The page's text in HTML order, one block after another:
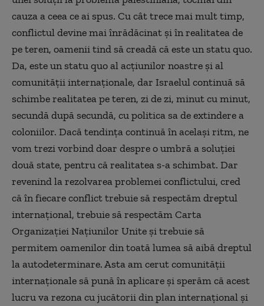
cauza a ceea ce ai spus. Cu cât trece mai mult timp,
conflictul devine mai înrădăcinat și în realitatea de
pe teren, oamenii tind să creadă că este un statu quo.
Da, este un statu quo al acţiunilor noastre şi al
comunităţii internaţionale, dar Israelul continuă să
schimbe realitatea pe teren, zi de zi, minut cu minut,
secundă după secundă, cu politica sa de extindere a
coloniilor. Dacă tendinţa continuă în acelaşi ritm, ne
vom trezi vorbind doar despre o umbră a soluţiei
două state, pentru că realitatea s-a schimbat. Dar
revenind la rezolvarea problemei conflictului, cred
că în fiecare conflict trebuie să respectăm dreptul
internaţional, trebuie să respectăm Carta
Organizaţiei Naţiunilor Unite şi trebuie să
permitem oamenilor din toată lumea să aibă dreptul
la autodeterminare. Asta am cerut comunității
internaționale să pună în aplicare și sperăm că acest
lucru va rezona cu jucătorii din plan internațional şi